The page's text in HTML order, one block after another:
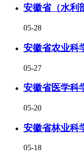
安徽省（水利
05-28
安徽省农业科
05-27
安徽省医学科
05-20
安徽省林业科
05-18